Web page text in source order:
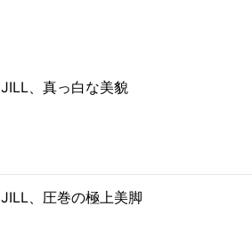
JILL、真っ白な美貌
JILL、圧巻の極上美脚